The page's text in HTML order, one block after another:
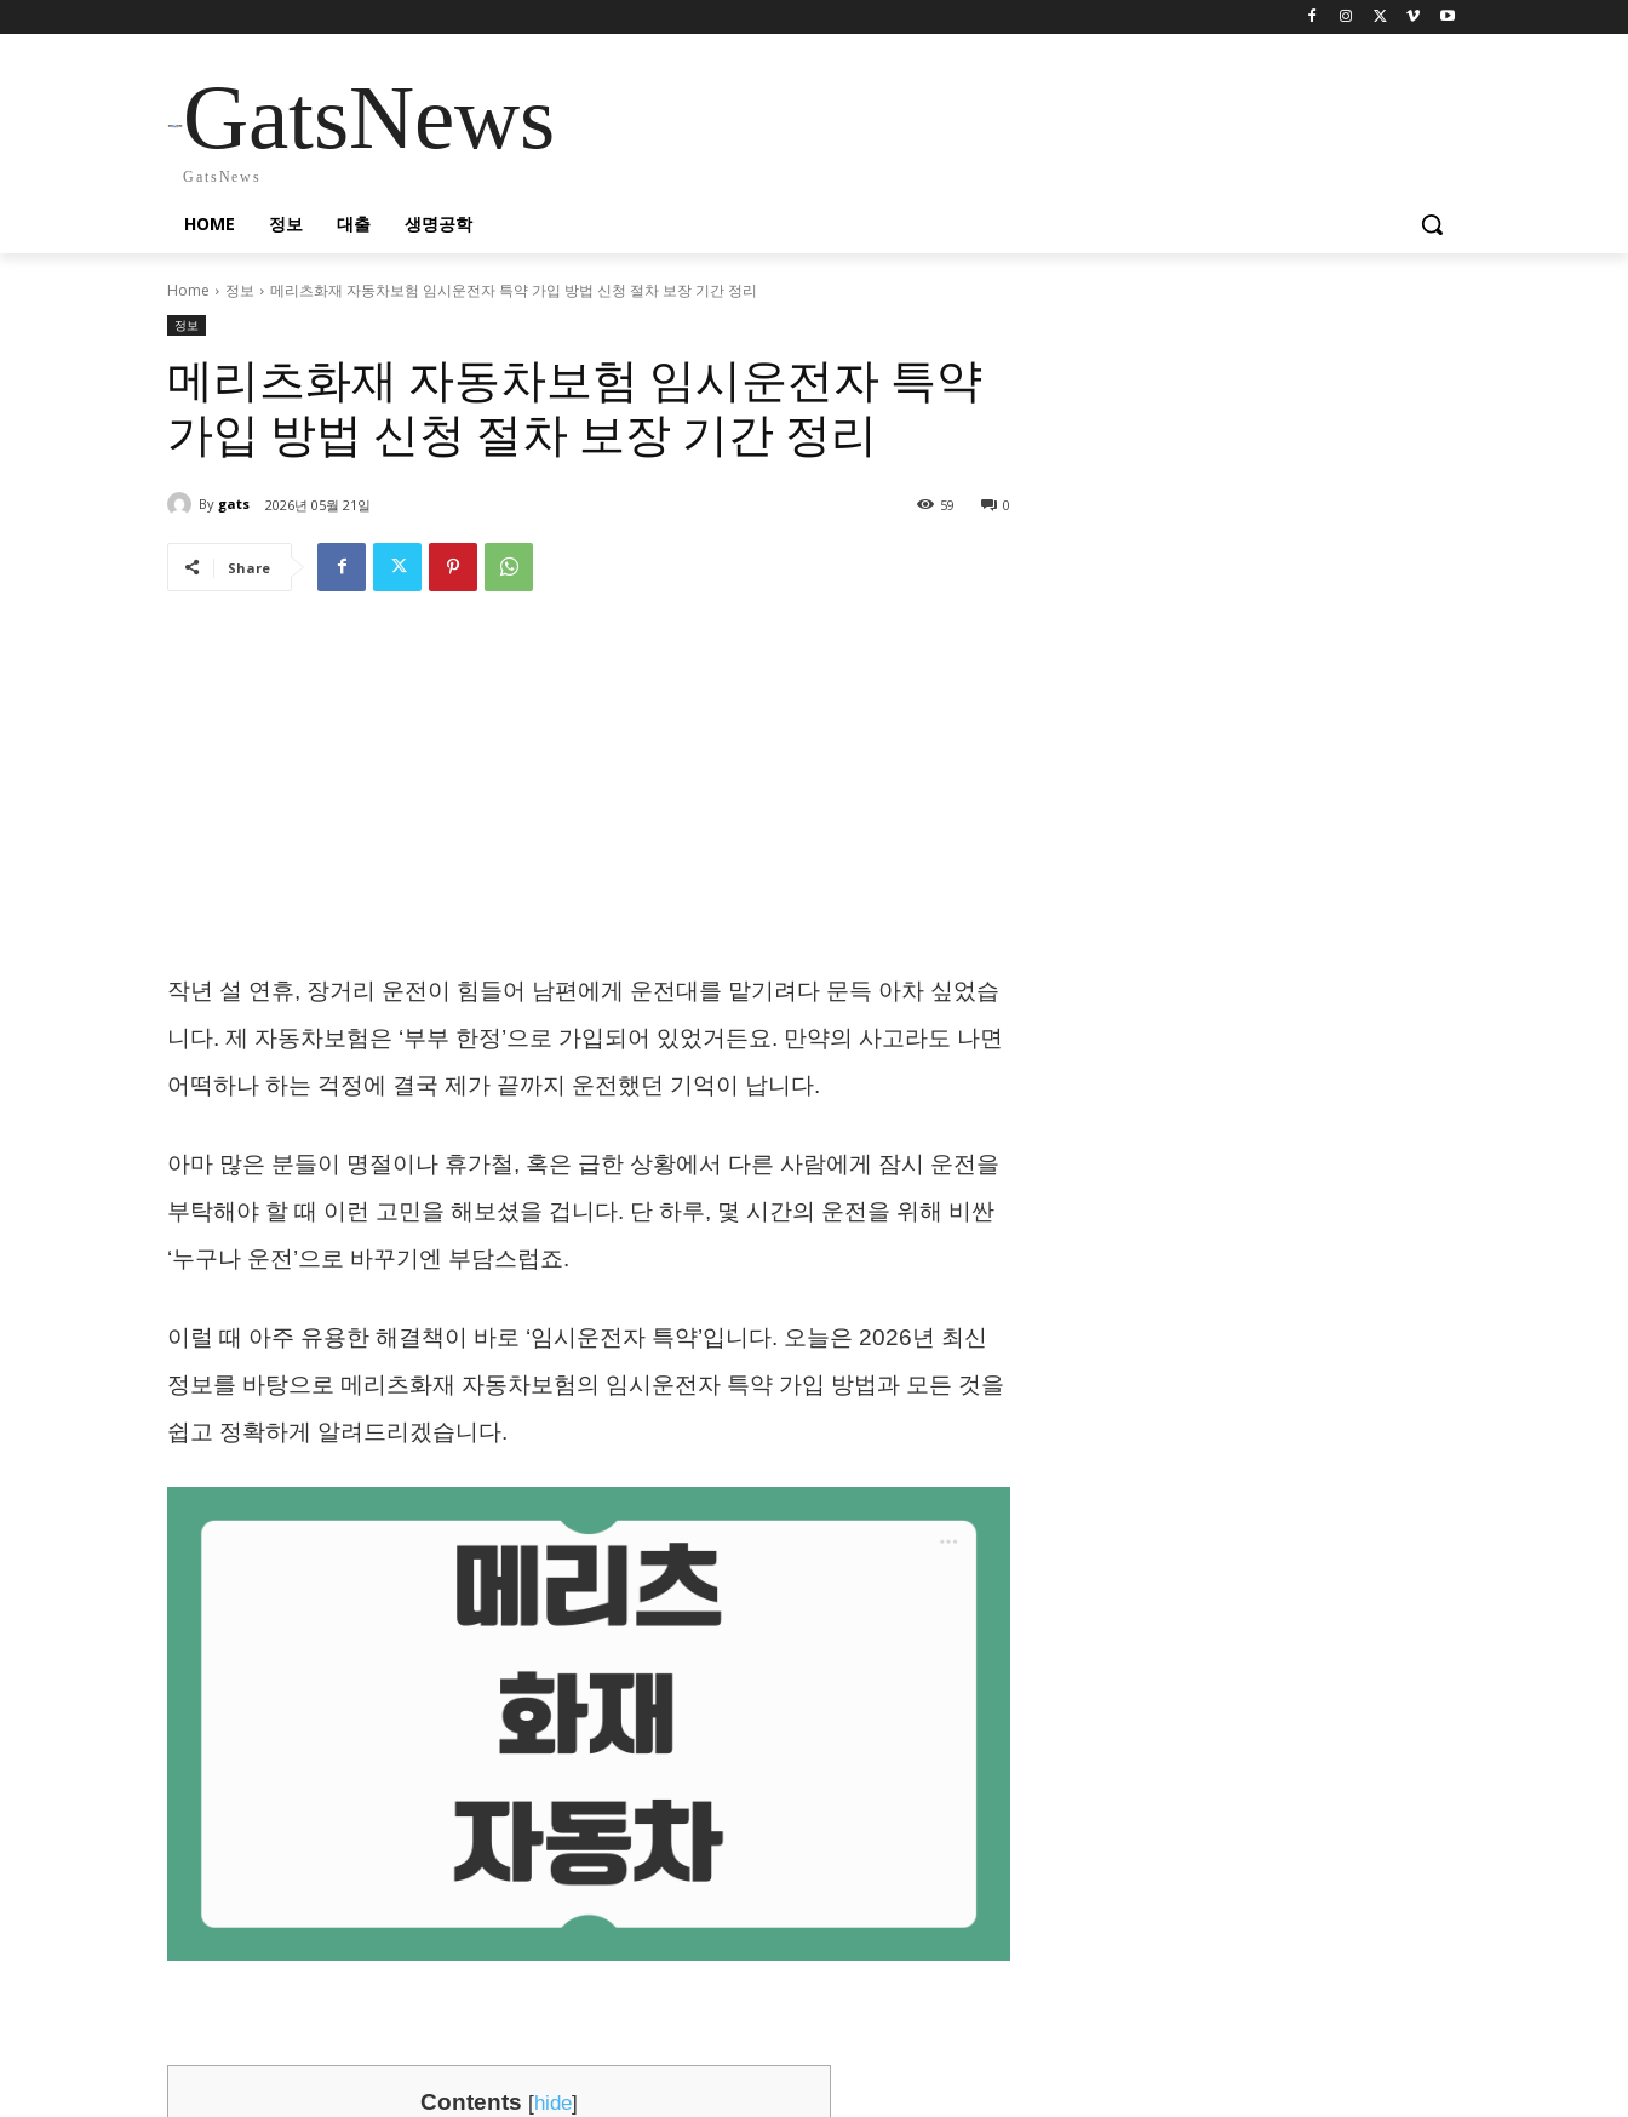
GatsNews
GatsNews
HOME 정보 대출 생명공학
Home 정보 메리츠화재 자동차보험 임시운전자 특약 가입 방법 신청 절차 보장 기간 정리
정보
메리츠화재 자동차보험 임시운전자 특약
가입 방법 신청 절차 보장 기간 정리
By gats 2026년 05월 21일 0
59
Share
작년 설 연휴, 장거리 운전이 힘들어 남편에게 운전대를 맡기려다 문득 아차 싶었습
니다. 제 자동차보험은 ‘부부 한정’으로 가입되어 있었거든요. 만약의 사고라도 나면
어떡하나 하는 걱정에 결국 제가 끝까지 운전했던 기억이 납니다.
아마 많은 분들이 명절이나 휴가철, 혹은 급한 상황에서 다른 사람에게 잠시 운전을
부탁해야 할 때 이런 고민을 해보셨을 겁니다. 단 하루, 몇 시간의 운전을 위해 비싼
‘누구나 운전’으로 바꾸기엔 부담스럽죠.
이럴 때 아주 유용한 해결책이 바로 ‘임시운전자 특약’입니다. 오늘은 2026년 최신
정보를 바탕으로 메리츠화재 자동차보험의 임시운전자 특약 가입 방법과 모든 것을
쉽고 정확하게 알려드리겠습니다.
Contents [hide]